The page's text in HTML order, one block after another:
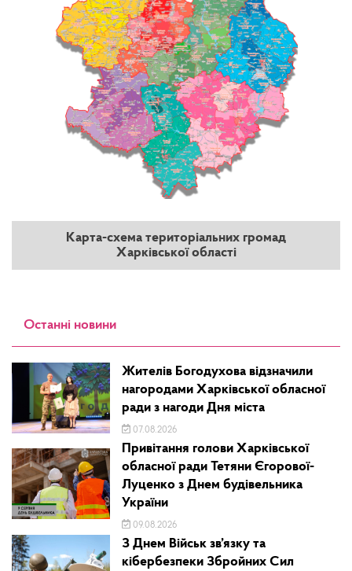
Карта-схема територіальних громад
Харківської області
Останні новини
Жителів Богодухова відзначили
нагородами Харківської обласної
ради з нагоди Дня міста
07.08.2026
Привітання голови Харківської
обласної ради Тетяни Єгорової-
Луценко з Днем будівельника
України
09.08.2026
З Днем Військ зв’язку та
кібербезпеки Збройних Сил